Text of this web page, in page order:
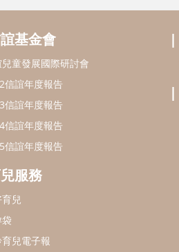
基金會
童發展國際研討會
信誼年度報告
信誼年度報告
信誼年度報告
信誼年度報告
服務
兒
兒電子報